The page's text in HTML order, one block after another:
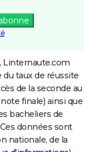
Linternaute.com
taux de réussite
de la seconde au
finale) ainsi que
bacheliers de
données sont
nationale, de la